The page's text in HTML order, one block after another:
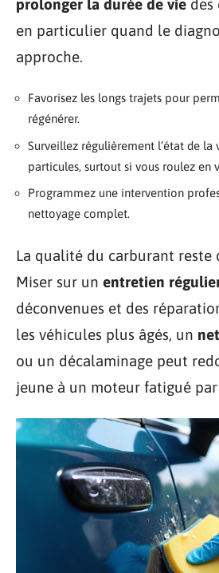
prolonger la durée de vie des
en particulier quand le
approche.
Favorisez les longs trajets pour
régénérer.
Surveillez régulièrement l’état de la
particules, surtout si vous roulez en
Programmez une intervention
nettoyage complet.
La qualité du carburant reste
Miser sur un entretien
déconvenues et des
les véhicules plus âgés, un
ou un décalaminage peut
jeune à un moteur fatigué